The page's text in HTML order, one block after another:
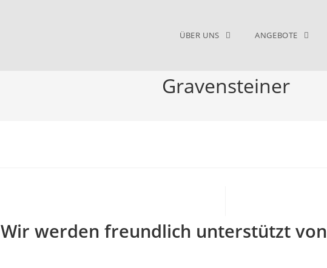
ÜBER UNS ANGEBOTE
Gravensteiner
Wir werden freundlich unterstützt von